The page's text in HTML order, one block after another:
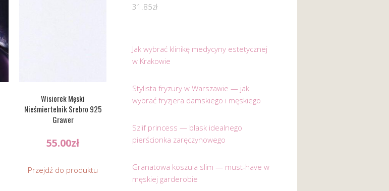
Wisiorek Męski
Nieśmiertelnik Srebro 925
Grawer
55.00zł
Przejdź do produktu
31.85zł
Jak wybrać klinikę medycyny estetycznej
w Krakowie
Stylista fryzury w Warszawie — jak
wybrać fryzjera damskiego i męskiego
Szlif princess — blask idealnego
pierścionka zaręczynowego
Granatowa koszula slim — must-have w
męskiej garderobie